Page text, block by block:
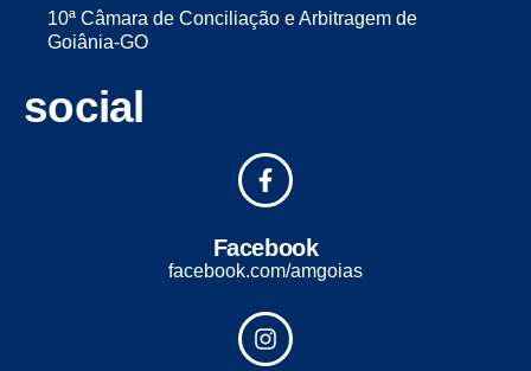
10ª Câmara de Conciliação e Arbitragem de
Goiânia-GO
social
Facebook
facebook.com/amgoias